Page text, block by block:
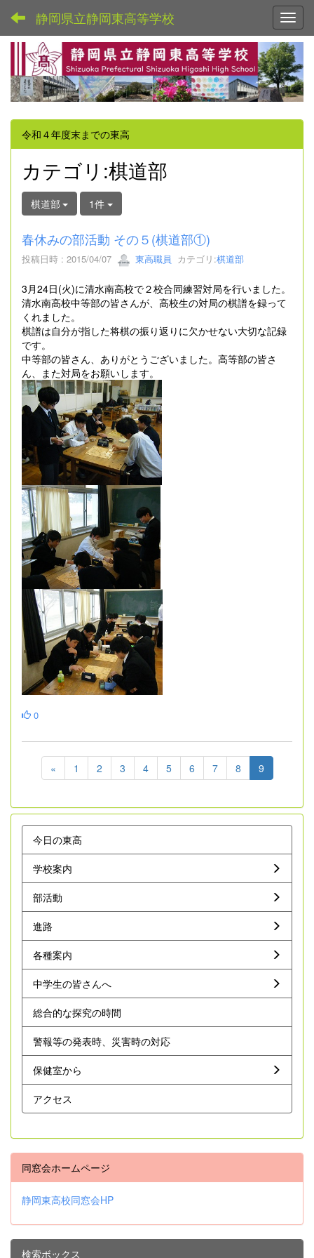
静岡県立静岡東高等学校
令和４年度末までの東高
カテゴリ:棋道部
棋道部 1件
春休みの部活動 その５(棋道部①)
投稿日時 : 2015/04/07 東高職員 カテゴリ:棋道部
3月24日(火)に清水南高校で２校合同練習対局を行いました。
清水南高校中等部の皆さんが、高校生の対局の棋譜を録って
くれました。
棋譜は自分が指した将棋の振り返りに欠かせない大切な記録
です。
中等部の皆さん、ありがとうございました。高等部の皆さ
ん、また対局をお願いします。
0
« 1 2 3 4 5 6 7 8 9
今日の東高
学校案内
部活動
進路
各種案内
中学生の皆さんへ
総合的な探究の時間
警報等の発表時、災害時の対応
保健室から
アクセス
同窓会ホームページ
静岡東高校同窓会HP
検索ボックス